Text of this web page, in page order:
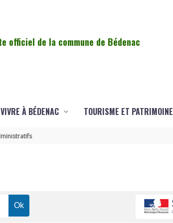
officiel de la commune de Bédenac
VIVRE À BÉDENAC TOURISME ET PATRIMOINE